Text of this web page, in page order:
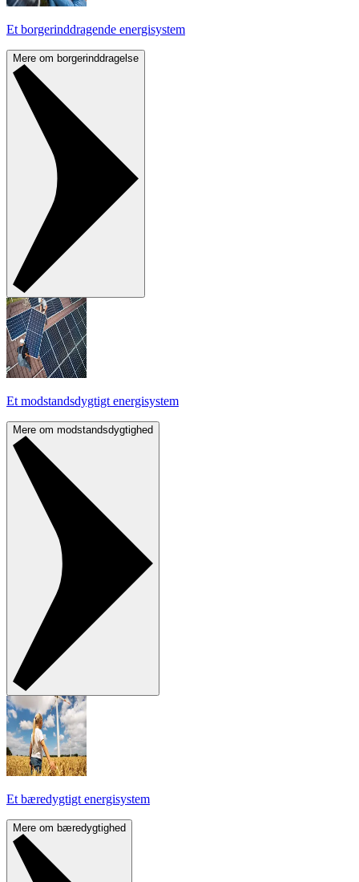
Et borgerinddragende energisystem
Mere om borgerinddragelse
Et modstandsdygtigt energisystem
Mere om modstandsdygtighed
Et bæredygtigt energisystem
Mere om bæredygtighed